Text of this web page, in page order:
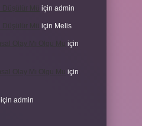
için admin
için Melis
için
için
için admin